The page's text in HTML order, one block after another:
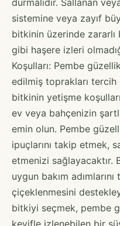
sistemine veya zayıf
bitkinin üzerinde
gibi haşere izleri
Koşulları: Pembe
edilmiş toprakları tercih
bitkinin yetişme
ev veya bahçenizin
emin olun. Pembe
ipuçlarını takip etmek,
etmenizi sağlayacaktır.
uygun bakım
çiçeklenmesini
bitkiyi seçmek, pembe
keyifle izlenebilen bir